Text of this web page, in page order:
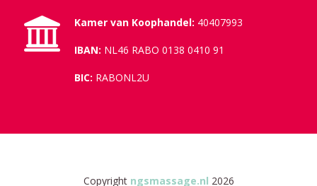
Kamer van Koophandel: 40407993
IBAN: NL46 RABO 0138 0410 91
BIC: RABONL2U
Copyright ngsmassage.nl 2026